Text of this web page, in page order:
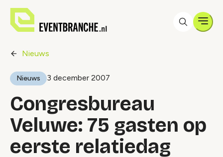
Nieuws
Nieuws 3 december 2007
Congresbureau
Veluwe: 75 gasten op
eerste relatiedag